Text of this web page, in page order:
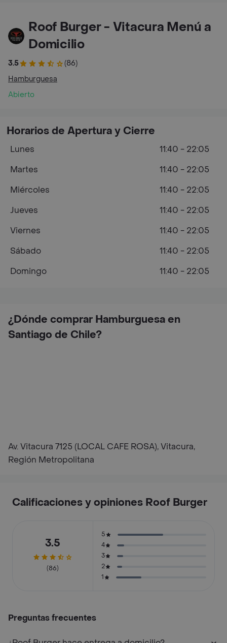
Roof Burger - Vitacura Menú a
Domicilio
3.5
(86)
Hamburguesa
Abierto
¿Dónde comprar Hamburguesa en
Santiago de Chile?
Av. Vitacura 7125 (LOCAL CAFE ROSA), Vitacura,
Región Metropolitana
Horarios de Apertura y Cierre
Lunes
11:40 - 22:05
Martes
11:40 - 22:05
Miércoles
11:40 - 22:05
Jueves
11:40 - 22:05
Viernes
11:40 - 22:05
Sábado
11:40 - 22:05
Domingo
11:40 - 22:05
Calificaciones y opiniones Roof Burger
3.5
(86)
5
4
3
2
1
Preguntas frecuentes